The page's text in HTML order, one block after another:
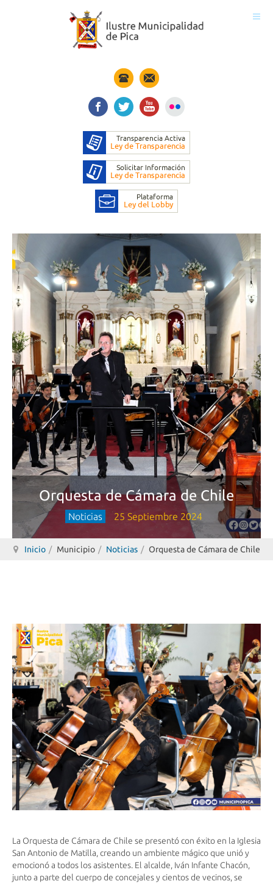
Inicio Municipio Noticias Orquesta de Cámara de Chile
Orquesta de Cámara de Chile
Noticias 25 Septiembre 2024
La Orquesta de Cámara de Chile se presentó con éxito en la Iglesia
San Antonio de Matilla, creando un ambiente mágico que unió y
emocionó a todos los asistentes. El alcalde, Iván Infante Chacón,
junto a parte del cuerpo de concejales y cientos de vecinos, se